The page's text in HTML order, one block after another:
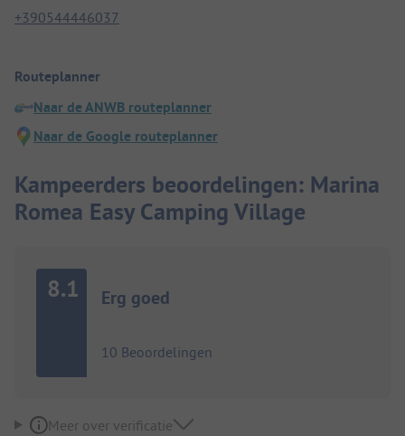
+390544446037
Routeplanner
Naar de ANWB routeplanner
Naar de Google routeplanner
Kampeerders beoordelingen: Marina
Romea Easy Camping Village
8.1 Erg goed
10 Beoordelingen
Meer over verificatie